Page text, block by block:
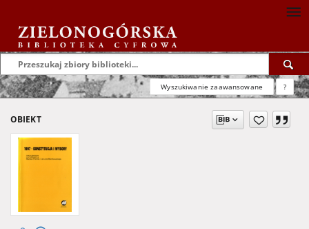
Wyszukiwanie zaawansowane ?
OBIEKT